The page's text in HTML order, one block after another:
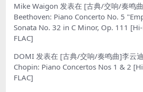
Mike Waigon 发表在 [古典/交响/奏鸣
Beethoven: Piano Concerto No. 5
Sonata No. 32 in C Minor, Op. 111
FLAC]
DOMI 发表在 [古典/交响/奏鸣曲]李云
Chopin: Piano Concertos Nos 1 & 2
FLAC]